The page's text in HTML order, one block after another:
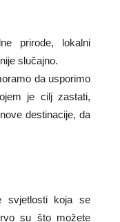
prirode, lokalni
slučajno.
da usporimo
je cilj zastati,
destinacije, da
svjetlosti koja se
su što možete